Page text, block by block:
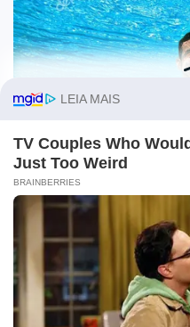
O site Campo Maior
tecnologias semelhantes
interesse. Ao
monitoramento.